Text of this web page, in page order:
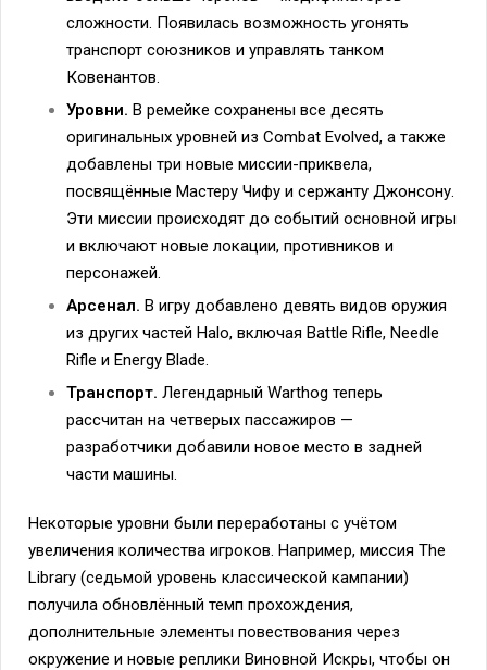
сложности. Появилась возможность угонять
транспорт союзников и управлять танком
Ковенантов.
Уровни. В ремейке сохранены все десять
оригинальных уровней из Combat Evolved, а также
добавлены три новые миссии-приквела,
посвящённые Мастеру Чифу и сержанту Джонсону.
Эти миссии происходят до событий основной игры
и включают новые локации, противников и
персонажей.
Арсенал. В игру добавлено девять видов оружия
из других частей Halo, включая Battle Rifle, Needle
Rifle и Energy Blade.
Транспорт. Легендарный Warthog теперь
рассчитан на четверых пассажиров —
разработчики добавили новое место в задней
части машины.
Некоторые уровни были переработаны с учётом
увеличения количества игроков. Например, миссия The
Library (седьмой уровень классической кампании)
получила обновлённый темп прохождения,
дополнительные элементы повествования через
окружение и новые реплики Виновной Искры, чтобы он